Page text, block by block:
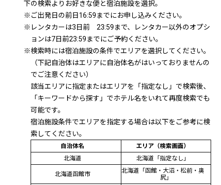
下の検索よりお好きな便と宿泊施設を選択。
※ご出発日の前日16:59までにお申し込みください。
※レンタカーは3日前 23:59まで、レンタカー以外のオプシ
ョンは7日前23:59までにご予約ください。
※検索時には宿泊施設の条件でエリアを選択してください。
（下記自治体はエリアに自治体名がはいっておりませんの
でご注意ください）
該当エリアに指定またはエリアを「指定なし」で検索後、
「キーワードから探す」でホテル名をいれて再度検索でも
可能です。
宿泊施設条件でエリアを指定する場合は以下をご参考に検
索してください。
自治体名
エリア（検索画面）
北海道
北海道「指定なし」
北海道函館市
北海道「函館・大沼・松前・奥
尻」